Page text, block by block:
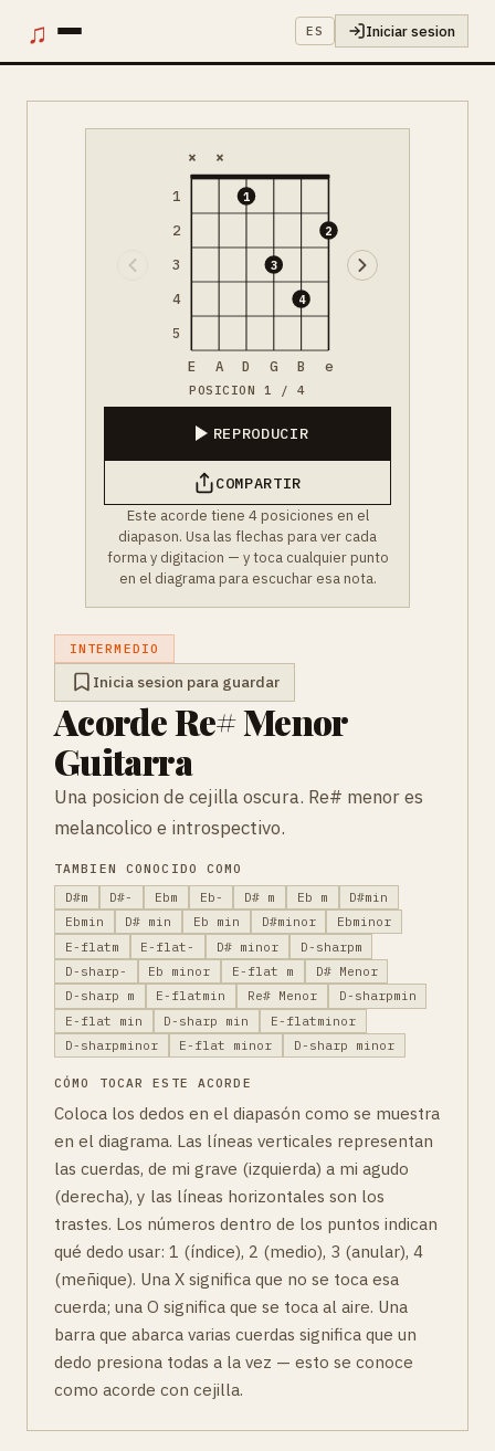
♫ ES Iniciar sesion
1
2
3
4
5
× ×
1
3
4
2
E A D G B e
POSICION 1 / 4
REPRODUCIR
COMPARTIR
Este acorde tiene 4 posiciones en el
diapason. Usa las flechas para ver cada
forma y digitacion — y toca cualquier punto
en el diagrama para escuchar esa nota.
INTERMEDIO
Inicia sesion para guardar
Acorde Re# Menor
Guitarra
Una posicion de cejilla oscura. Re# menor es
melancolico e introspectivo.
TAMBIEN CONOCIDO COMO
D#m
D#- Ebm Eb- D# m Eb m
D#min
Ebmin
D# min Eb min D#minor
Ebminor
E-flatm
E-flat- D# minor
D-sharpm
D-sharp-
Eb minor E-flat m
D# Menor
D-sharp m
E-flatmin Re# Menor
D-sharpmin
E-flat min
D-sharp min
E-flatminor
D-sharpminor
E-flat minor D-sharp minor
CÓMO TOCAR ESTE ACORDE
Coloca los dedos en el diapasón como se muestra
en el diagrama. Las líneas verticales representan
las cuerdas, de mi grave (izquierda) a mi agudo
(derecha), y las líneas horizontales son los
trastes. Los números dentro de los puntos indican
qué dedo usar: 1 (índice), 2 (medio), 3 (anular), 4
(meñique). Una X significa que no se toca esa
cuerda; una O significa que se toca al aire. Una
barra que abarca varias cuerdas significa que un
dedo presiona todas a la vez — esto se conoce
como acorde con cejilla.